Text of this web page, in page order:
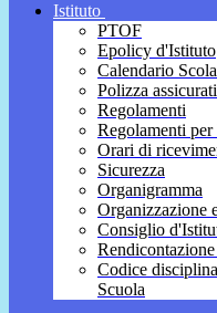
Istituto
PTOF
Epolicy d'Istituto
Calendario
Polizza
Regolamenti
Regolamenti
Orari di
Sicurezza
Organigramma
Organizzazione
Consiglio
Codice
Scuola